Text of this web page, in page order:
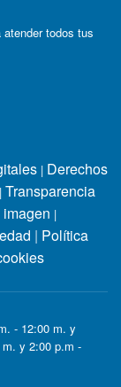
todos tus
| Derechos
| Transparencia
|
| Política
- 12:00 m. y
y 2:00 p.m -